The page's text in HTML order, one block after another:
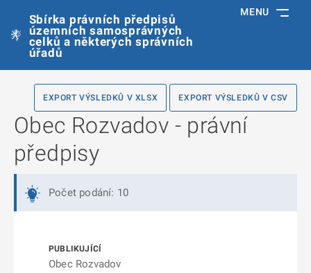
Sbírka právních předpisů
územních samosprávných
celků a některých správních
úřadů
MENU
EXPORT VÝSLEDKŮ V XLSX EXPORT VÝSLEDKŮ V CSV
Obec Rozvadov - právní
předpisy
Počet podání: 10
Obec Rozvadov